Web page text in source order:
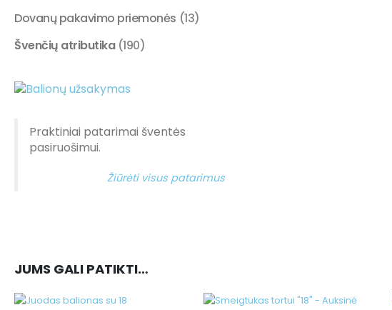
Dovanų pakavimo priemonės (13)
Švenčių atributika (190)
Praktiniai patarimai šventės
pasiruošimui.
Žiūrėti visus patarimus
JUMS GALI PATIKTI…